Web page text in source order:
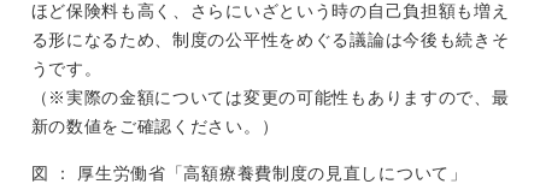
ほど保険料も高く、さらにいざという時の自己負担額も増え
る形になるため、制度の公平性をめぐる議論は今後も続きそ
うです。
（※実際の金額については変更の可能性もありますので、最
新の数値をご確認ください。）
図 ： 厚生労働省「高額療養費制度の見直しについて」